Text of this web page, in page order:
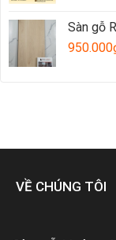
Sàn gỗ
950.000
VỀ CHÚNG TÔI